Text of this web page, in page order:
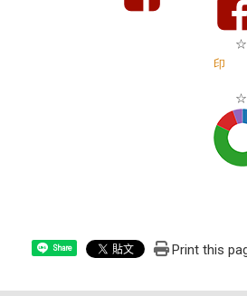
☆
印
☆
Share Print this